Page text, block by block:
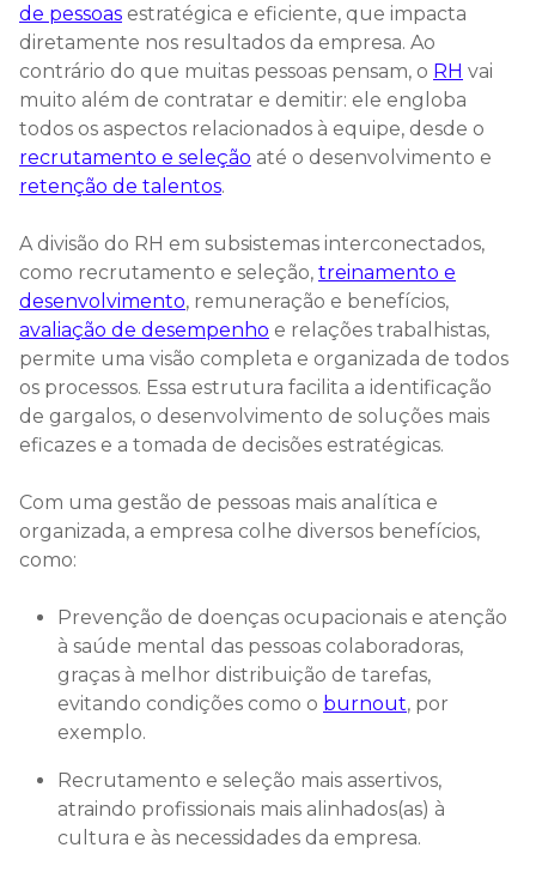
de pessoas estratégica e eficiente, que impacta
diretamente nos resultados da empresa. Ao
contrário do que muitas pessoas pensam, o RH vai
muito além de contratar e demitir: ele engloba
todos os aspectos relacionados à equipe, desde o
recrutamento e seleção até o desenvolvimento e
retenção de talentos.
A divisão do RH em subsistemas interconectados,
como recrutamento e seleção, treinamento e
desenvolvimento, remuneração e benefícios,
avaliação de desempenho e relações trabalhistas,
permite uma visão completa e organizada de todos
os processos. Essa estrutura facilita a identificação
de gargalos, o desenvolvimento de soluções mais
eficazes e a tomada de decisões estratégicas.
Com uma gestão de pessoas mais analítica e
organizada, a empresa colhe diversos benefícios,
como:
Prevenção de doenças ocupacionais e atenção
à saúde mental das pessoas colaboradoras,
graças à melhor distribuição de tarefas,
evitando condições como o burnout, por
exemplo.
Recrutamento e seleção mais assertivos,
atraindo profissionais mais alinhados(as) à
cultura e às necessidades da empresa.